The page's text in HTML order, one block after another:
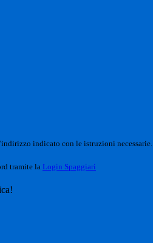
indicato con le istruzioni necessarie.
tramite la Login Spaggiari